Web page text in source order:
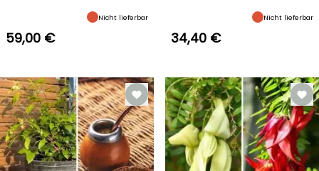
Nicht lieferbar
59,00 €
Nicht lieferbar
34,40 €